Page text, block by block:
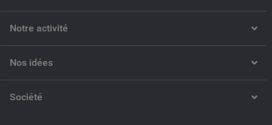
Notre activité
Nos idées
Société